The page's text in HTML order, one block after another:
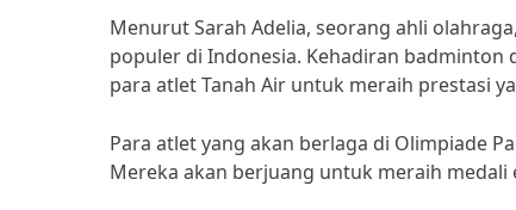
Menurut Sarah Adelia, seorang ahli
populer di Indonesia. Kehadiran badminton
para atlet Tanah Air untuk meraih prestasi
Para atlet yang akan berlaga di Olimpiade
Mereka akan berjuang untuk meraih